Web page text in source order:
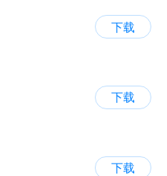
下载
下载
下载